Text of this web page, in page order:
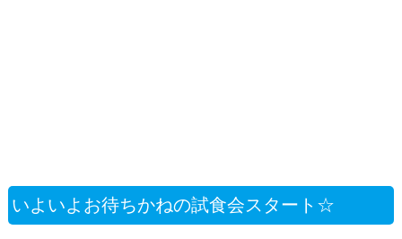
いよいよお待ちかねの試食会スタート☆